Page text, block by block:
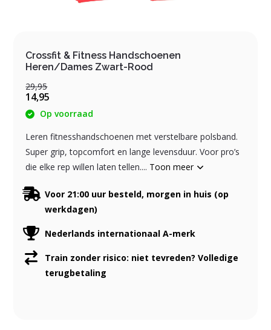
Crossfit & Fitness Handschoenen
Heren/Dames Zwart-Rood
29,95
14,95
Op voorraad
Leren fitnesshandschoenen met verstelbare polsband.
Super grip, topcomfort en lange levensduur. Voor pro’s
die elke rep willen laten tellen.... Toon meer
Voor 21:00 uur besteld, morgen in huis (op
werkdagen)
Nederlands internationaal A-merk
Train zonder risico: niet tevreden? Volledige
terugbetaling